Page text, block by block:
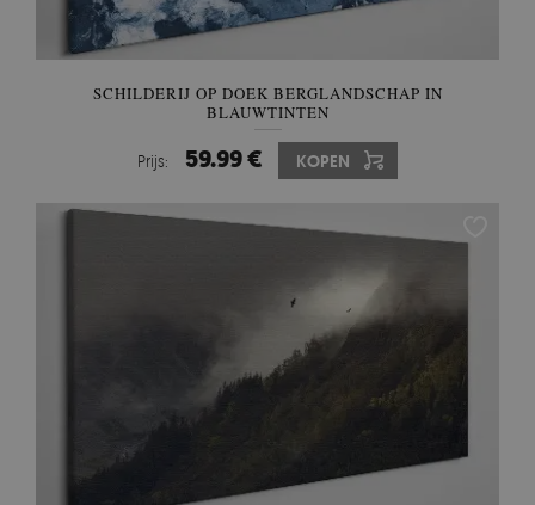
SCHILDERIJ OP DOEK BERGLANDSCHAP IN
BLAUWTINTEN
Prijs: 59.99 € KOPEN